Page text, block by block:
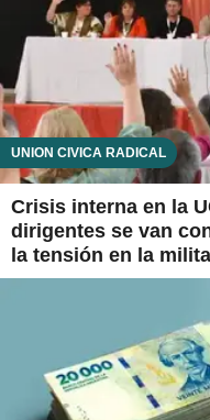
UNIÓN CÍVICA RADICAL
Crisis interna en la
dirigentes se van
la tensión en la